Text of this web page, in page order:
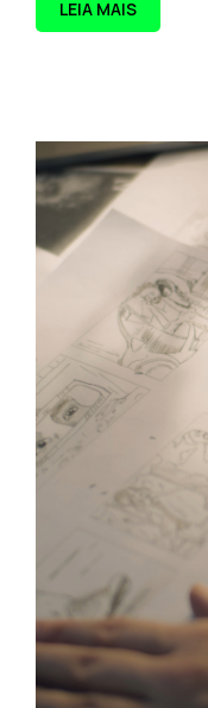
LEIA MAIS